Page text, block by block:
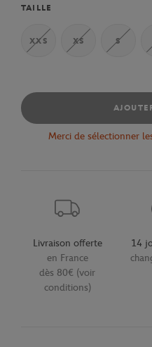
TAILLE
XXS XS S
Merci de sélectionner
Livraison offerte
en France
dès 80€ (voir
conditions)
14